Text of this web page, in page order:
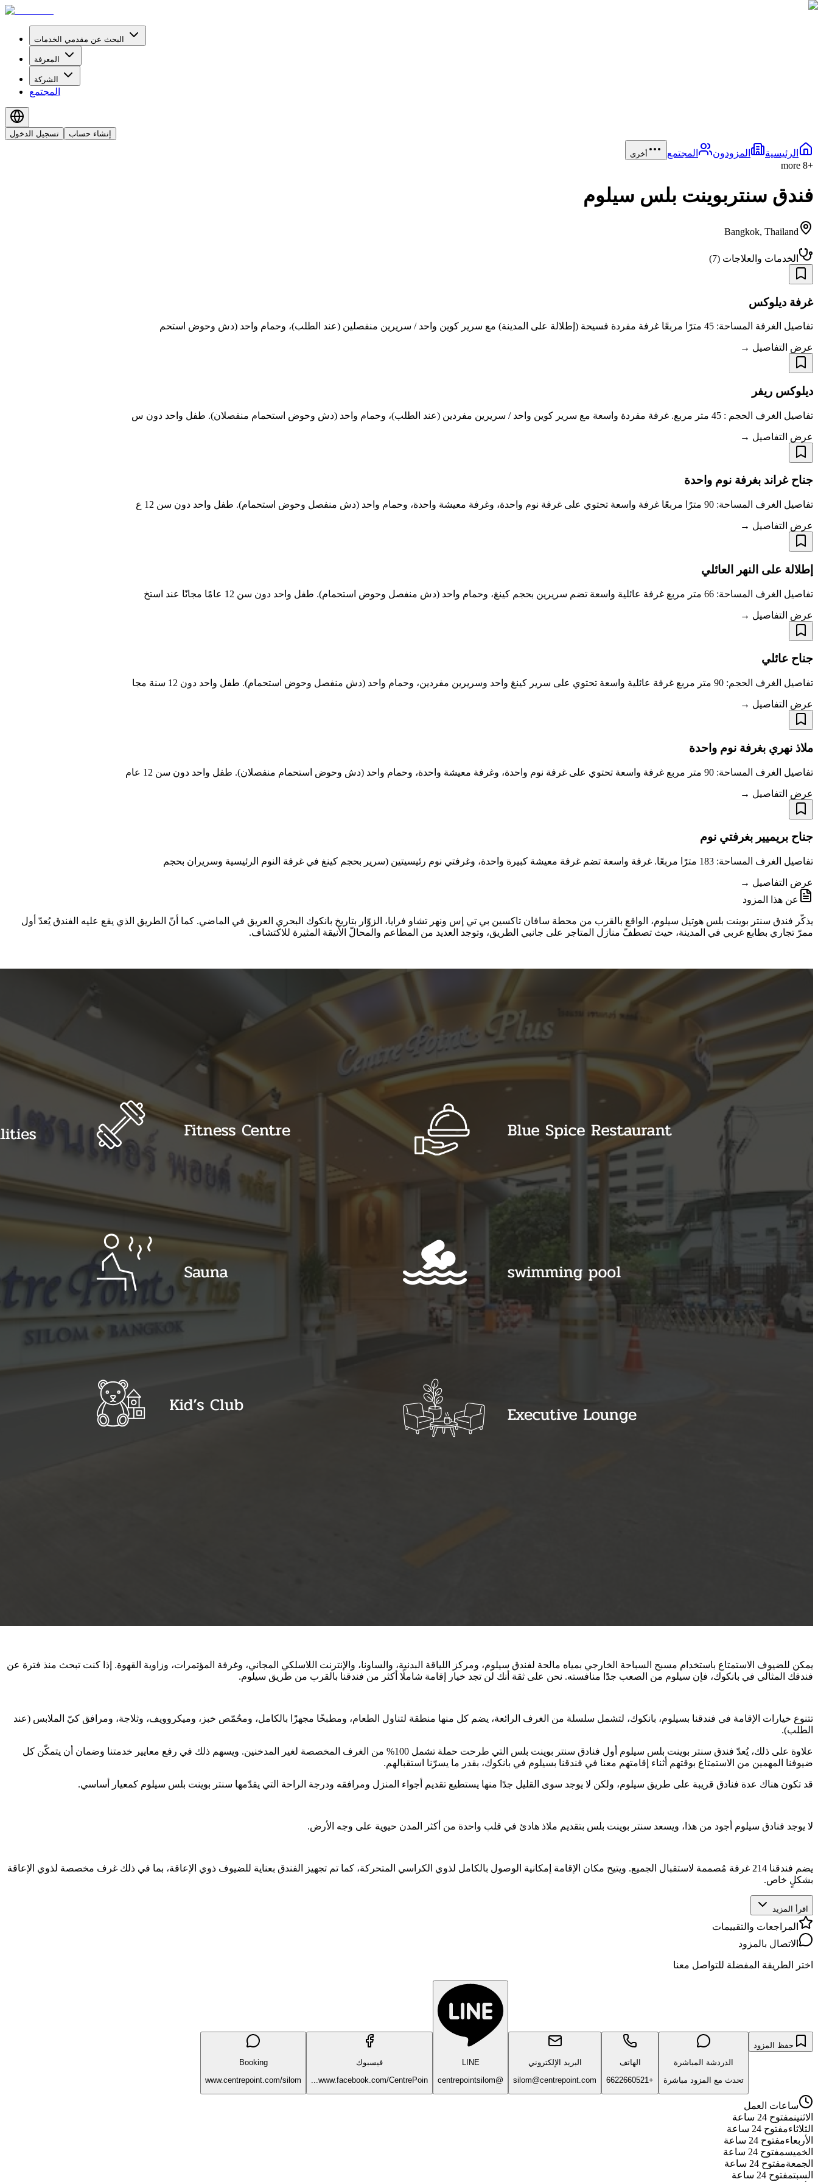
البحث عن مقدمي الخدمات
المعرفة
الشركة
المجتمع
تسجيل الدخول إنشاء حساب
الرئيسية المزودون المجتمع أخرى
+
8
فندق سنتربوينت بلس سيلوم
Bangkok, Thailand
الخدمات والعلاجات (
7
)
غرفة ديلوكس
تفاصيل الغرفة المساحة: 45 مترًا مربعًا غرفة مفردة فسيحة (إطلالة على المدينة) مع سرير كوين واحد / سريرين منفصلين (عند الطلب)، وحمام واحد (دش وحوض استحم
عرض التفاصيل →
ديلوكس ريفر
تفاصيل الغرف الحجم : 45 متر مربع. غرفة مفردة واسعة مع سرير كوين واحد / سريرين مفردين (عند الطلب)، وحمام واحد (دش وحوض استحمام منفصلان). طفل واحد دون س
عرض التفاصيل →
جناح غراند بغرفة نوم واحدة
تفاصيل الغرف المساحة: 90 مترًا مربعًا غرفة واسعة تحتوي على غرفة نوم واحدة، وغرفة معيشة واحدة، وحمام واحد (دش منفصل وحوض استحمام). طفل واحد دون سن 12 ع
عرض التفاصيل →
إطلالة على النهر العائلي
تفاصيل الغرف المساحة: 66 متر مربع غرفة عائلية واسعة تضم سريرين بحجم كينغ، وحمام واحد (دش منفصل وحوض استحمام). طفل واحد دون سن 12 عامًا مجانًا عند استخ
عرض التفاصيل →
جناح عائلي
تفاصيل الغرف الحجم: 90 متر مربع غرفة عائلية واسعة تحتوي على سرير كينغ واحد وسريرين مفردين، وحمام واحد (دش منفصل وحوض استحمام). طفل واحد دون 12 سنة مجا
عرض التفاصيل →
ملاذ نهري بغرفة نوم واحدة
تفاصيل الغرف المساحة: 90 متر مربع غرفة واسعة تحتوي على غرفة نوم واحدة، وغرفة معيشة واحدة، وحمام واحد (دش وحوض استحمام منفصلان). طفل واحد دون سن 12 عام
عرض التفاصيل →
جناح بريميير بغرفتي نوم
تفاصيل الغرف المساحة: 183 مترًا مربعًا. غرفة واسعة تضم غرفة معيشة كبيرة واحدة، وغرفتي نوم رئيسيتين (سرير بحجم كينغ في غرفة النوم الرئيسية وسريران بحجم
عرض التفاصيل →
عن هذا المزود
يذكّر فندق سنتر بوينت بلس هوتيل سيلوم، الواقع بالقرب من محطة سافان تاكسين بي تي إس ونهر تشاو فرايا، الزوّار بتاريخ بانكوك البحري العريق في الماضي. كما أنّ الطريق الذي يقع عليه الفندق يُعدّ أول
ممرّ تجاري بطابع غربي في المدينة، حيث تصطفّ منازل المتاجر على جانبي الطريق، وتوجد العديد من المطاعم والمحالّ الأنيقة المثيرة للاكتشاف.
يمكن للضيوف الاستمتاع باستخدام مسبح السباحة الخارجي بمياه مالحة لفندق سيلوم، ومركز اللياقة البدنية، والساونا، والإنترنت اللاسلكي المجاني، وغرفة المؤتمرات، وزاوية القهوة. إذا كنت تبحث منذ فترة عن
فندقك المثالي في بانكوك، فإن سيلوم من الصعب جدًا منافسته. نحن على ثقة أنك لن تجد خيار إقامة شاملًا أكثر من فندقنا بالقرب من طريق سيلوم.
تتنوع خيارات الإقامة في فندقنا بسيلوم، بانكوك، لتشمل سلسلة من الغرف الرائعة، يضم كل منها منطقة لتناول الطعام، ومطبخًا مجهزًا بالكامل، ومحُمّص خبز، وميكروويف، وثلاجة، ومرافق كيّ الملابس (عند
الطلب).
علاوة على ذلك، يُعدّ فندق سنتر بوينت بلس سيلوم أول فنادق سنتر بوينت بلس التي طرحت حملة تشمل 100% من الغرف المخصصة لغير المدخنين. ويسهم ذلك في رفع معايير خدمتنا وضمان أن يتمكّن كل
ضيوفنا المهمين من الاستمتاع بوقتهم أثناء إقامتهم معنا في فندقنا بسيلوم في بانكوك، بقدر ما يسرّنا استقبالهم.
قد تكون هناك عدة فنادق قريبة على طريق سيلوم، ولكن لا يوجد سوى القليل جدًا منها يستطيع تقديم أجواء المنزل ومرافقه ودرجة الراحة التي يقدّمها سنتر بوينت بلس سيلوم كمعيار أساسي.
لا يوجد فنادق سيلوم أجود من هذا، ويسعد سنتر بوينت بلس بتقديم ملاذ هادئ في قلب واحدة من أكثر المدن حيوية على وجه الأرض.
يضم فندقنا 214 غرفة مُصممة لاستقبال الجميع. ويتيح مكان الإقامة إمكانية الوصول بالكامل لذوي الكراسي المتحركة، كما تم تجهيز الفندق بعناية للضيوف ذوي الإعاقة، بما في ذلك غرف مخصصة لذوي الإعاقة
بشكلٍ خاص.
اقرأ المزيد
المراجعات والتقييمات
الاتصال بالمزود
اختر الطريقة المفضلة للتواصل معنا
حفظ المزود
الدردشة المباشرة
تحدث مع المزود مباشرة
الهاتف
+6622660521
البريد الإلكتروني
silom@centrepoint.com
LINE
@centrepointsilom
فيسبوك
www.facebook.com/CentrePoin...
Booking
www.centrepoint.com/silom
ساعات العمل
الاثنينمفتوح 24 ساعة
الثلاثاءمفتوح 24 ساعة
الأربعاءمفتوح 24 ساعة
الخميسمفتوح 24 ساعة
الجمعةمفتوح 24 ساعة
السبتمفتوح 24 ساعة